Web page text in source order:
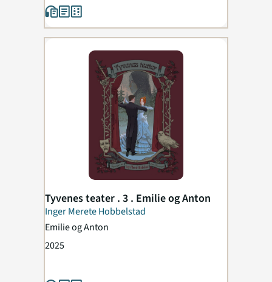
Tyvenes teater . 3 . Emilie og Anton
Inger Merete Hobbelstad
Emilie og Anton
2025